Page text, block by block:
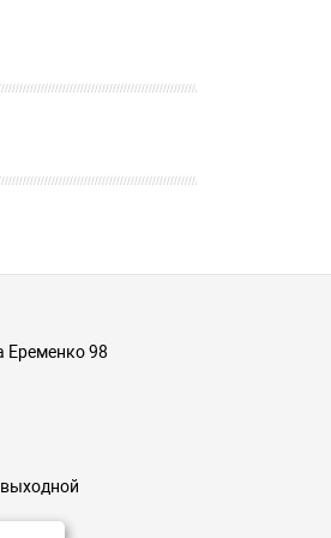
Еременко 98
выходной